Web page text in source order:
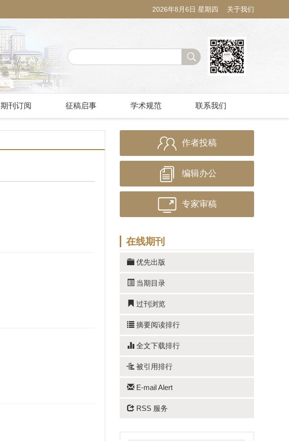
2026年8月6日 星期四 关于我们
期刊订阅 征稿启事 学术规范 联系我们
作者投稿
编辑办公
专家审稿
在线期刊
优先出版
当期目录
过刊浏览
摘要阅读排行
全文下载排行
被引用排行
E-mail Alert
RSS 服务